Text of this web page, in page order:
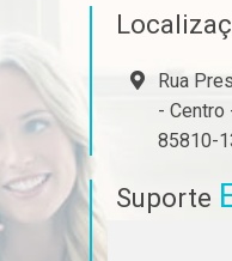
Rua
- Centro
85810-
Suporte